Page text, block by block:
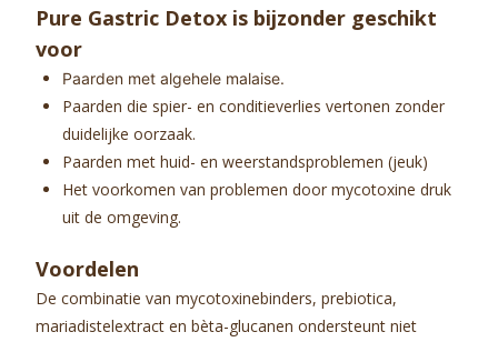
Pure Gastric Detox is bijzonder geschikt
voor
Paarden met algehele malaise.
Paarden die spier- en conditieverlies vertonen zonder
duidelijke oorzaak.
Paarden met huid- en weerstandsproblemen (jeuk)
Het voorkomen van problemen door mycotoxine druk
uit de omgeving.
Voordelen
De combinatie van mycotoxinebinders, prebiotica,
mariadistelextract en bèta-glucanen ondersteunt niet